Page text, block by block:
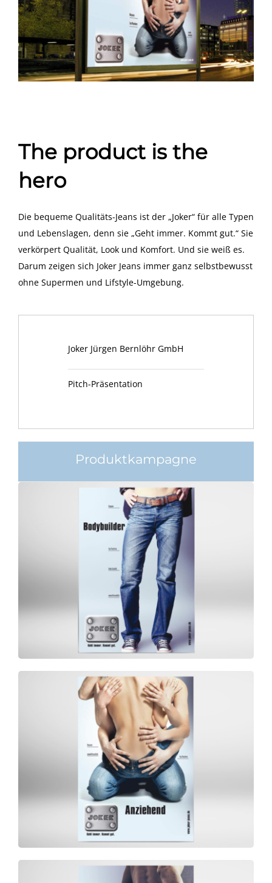
The product is the
hero
Die bequeme Qualitäts-Jeans ist der „Joker“ für alle Typen
und Lebenslagen, denn sie „Geht immer. Kommt gut.“ Sie
verkörpert Qualität, Look und Komfort. Und sie weiß es.
Darum zeigen sich Joker Jeans immer ganz selbstbewusst
ohne Supermen und Lifstyle-Umgebung.
Joker Jürgen Bernlöhr GmbH
Pitch-Präsentation
Produktkampagne